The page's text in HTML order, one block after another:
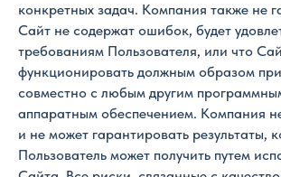
конкретных задач. Компания также не
Сайт не содержат ошибок, будет
требованиям Пользователя, или что
функционировать должным образом
совместно с любым другим
аппаратным обеспечением. Компания
и не может гарантировать результаты,
Пользователь может получить путем